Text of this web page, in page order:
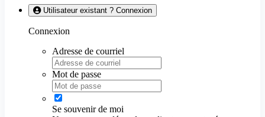
Utilisateur existant ? Connexion
Connexion
Adresse de courriel
Mot de passe
Se souvenir de moi